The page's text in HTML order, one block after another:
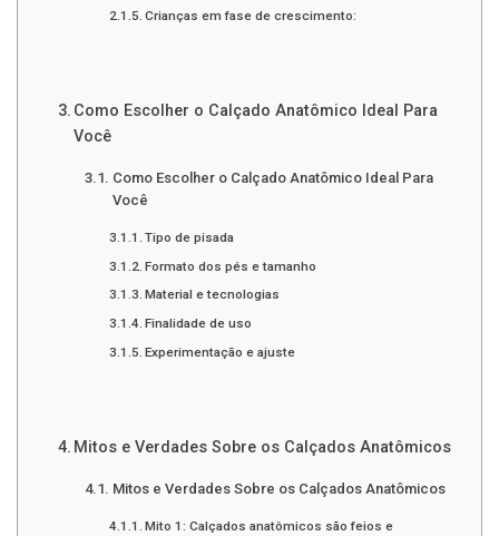
Crianças em fase de crescimento:
Como Escolher o Calçado Anatômico Ideal Para
Você
Como Escolher o Calçado Anatômico Ideal Para
Você
Tipo de pisada
Formato dos pés e tamanho
Material e tecnologias
Finalidade de uso
Experimentação e ajuste
Mitos e Verdades Sobre os Calçados Anatômicos
Mitos e Verdades Sobre os Calçados Anatômicos
Mito 1: Calçados anatômicos são feios e